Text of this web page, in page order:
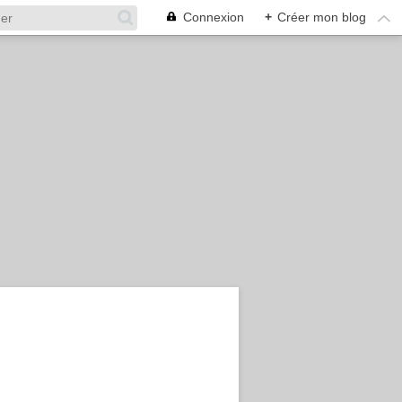
Connexion + Créer mon blog